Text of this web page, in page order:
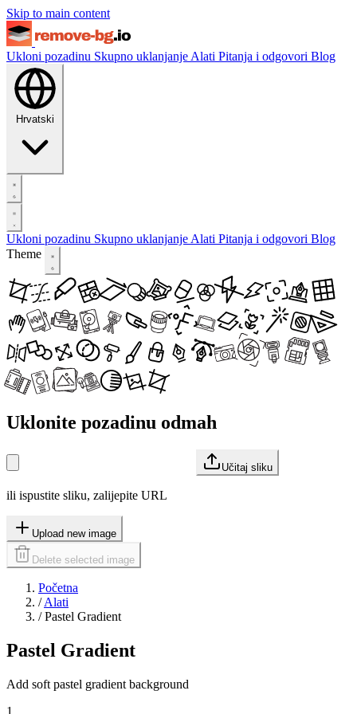
Skip to main content
Ukloni pozadinu Skupno uklanjanje Alati Pitanja i odgovori Blog
Hrvatski
Ukloni pozadinu Skupno uklanjanje Alati Pitanja i odgovori Blog
Theme
Uklonite pozadinu odmah
Učitaj sliku
ili ispustite sliku, zalijepite URL
Upload new image
Delete selected image
Početna
/ Alati
/ Pastel Gradient
Pastel Gradient
Add soft pastel gradient background
1